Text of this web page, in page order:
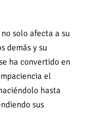
solo afecta a su
demás y su
ha convertido en
el
hasta
sus